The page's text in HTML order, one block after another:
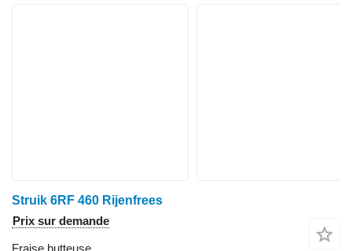
Struik 6RF 460 Rijenfrees
Prix sur demande